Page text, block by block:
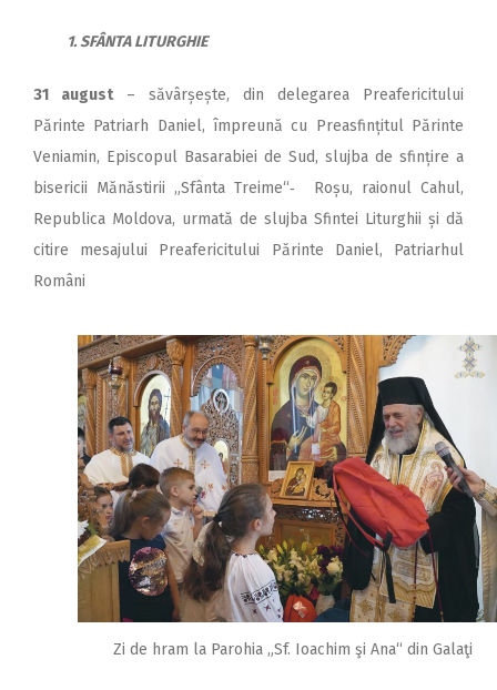
1. SFÂNTA LITURGHIE
31 august– săvârșește, din delegarea Preafericitului
Părinte Patriarh Daniel, împreună cu Preasfințitul Părinte
Veniamin, Episcopul Basarabiei de Sud, slujba de sfințire a
bisericii Mănăstirii „Sfânta Treime“‑ Roșu, raionul Cahul,
Republica Moldova, urmată de slujba Sfintei Liturghii și dă
citire mesajului Preafericitului Părinte Daniel, Patriarhul
Români
Zi de hram la Parohia „Sf. Ioachim şi Ana“ din Galaţi